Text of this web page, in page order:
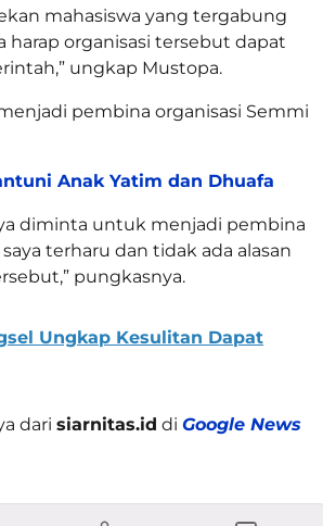
mahasiswa yang tergabung
harap organisasi tersebut dapat
ungkap Mustopa.
pembina organisasi Semmi
Anak Yatim dan Dhuafa
diminta untuk menjadi pembina
terharu dan tidak ada alasan
pungkasnya.
Ungkap Kesulitan Dapat
dari siarnitas.id di Google News